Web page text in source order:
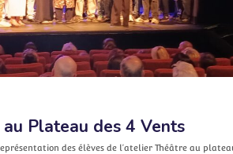
Plateau des 4 Vents
des élèves de l’atelier Théâtre au